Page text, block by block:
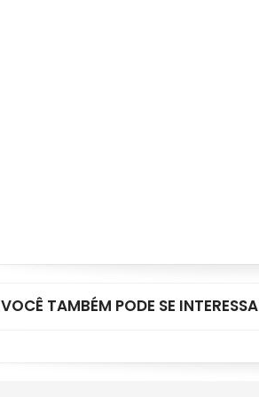
VOCÊ TAMBÉM PODE SE